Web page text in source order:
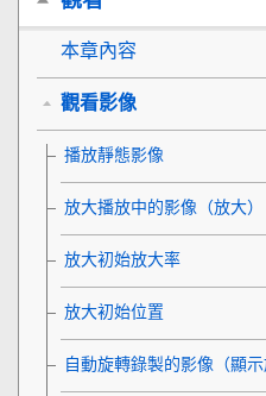
本章內容
觀看影像
播放靜態影像
放大播放中的影像（放大）
放大初始放大率
放大初始位置
自動旋轉錄製的影像（顯